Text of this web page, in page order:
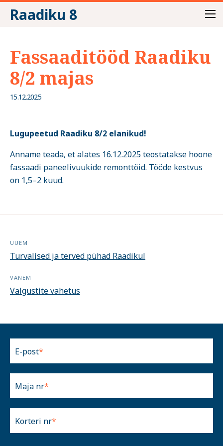
Raadiku 8
Fassaaditööd Raadiku
8/2 majas
15.12.2025
Lugupeetud Raadiku 8/2 elanikud!
Anname teada, et alates 16.12.2025 teostatakse hoone
fassaadi paneelivuukide remonttöid. Tööde kestvus
on 1,5–2 kuud.
UUEM
Turvalised ja terved pühad Raadikul
VANEM
Valgustite vahetus
E-post
Maja nr
Korteri nr